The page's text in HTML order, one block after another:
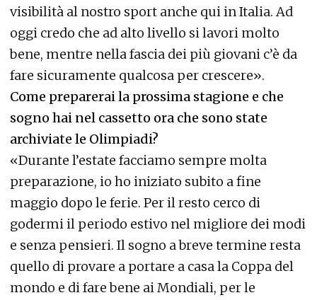
visibilità al nostro sport anche qui in Italia. Ad
oggi credo che ad alto livello si lavori molto
bene, mentre nella fascia dei più giovani c’è da
fare sicuramente qualcosa per crescere».
Come preparerai la prossima stagione e che
sogno hai nel cassetto ora che sono state
archiviate le Olimpiadi?
«Durante l’estate facciamo sempre molta
preparazione, io ho iniziato subito a fine
maggio dopo le ferie. Per il resto cerco di
godermi il periodo estivo nel migliore dei modi
e senza pensieri. Il sogno a breve termine resta
quello di provare a portare a casa la Coppa del
mondo e di fare bene ai Mondiali, per le